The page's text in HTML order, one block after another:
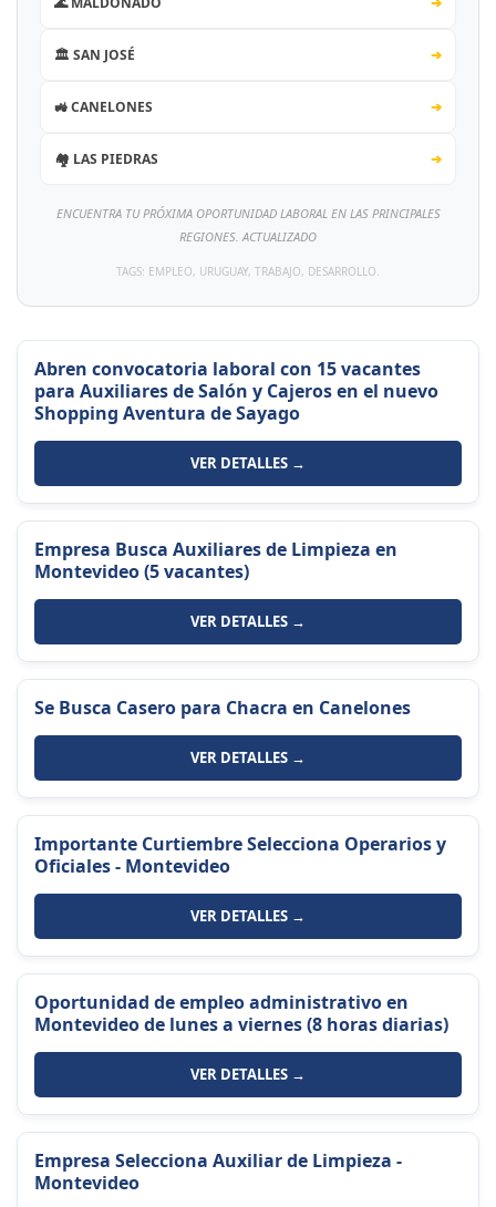
🏛️ SAN JOSÉ ➔
🚜 CANELONES ➔
🏘️ LAS PIEDRAS ➔
ENCUENTRA TU PRÓXIMA OPORTUNIDAD LABORAL EN LAS PRINCIPALES
REGIONES. ACTUALIZADO
TAGS: EMPLEO, URUGUAY, TRABAJO, DESARROLLO.
Abren convocatoria laboral con 15 vacantes
para Auxiliares de Salón y Cajeros en el nuevo
Shopping Aventura de Sayago
VER DETALLES →
Empresa Busca Auxiliares de Limpieza en
Montevideo (5 vacantes)
VER DETALLES →
Se Busca Casero para Chacra en Canelones
VER DETALLES →
Importante Curtiembre Selecciona Operarios y
Oficiales - Montevideo
VER DETALLES →
Oportunidad de empleo administrativo en
Montevideo de lunes a viernes (8 horas diarias)
VER DETALLES →
Empresa Selecciona Auxiliar de Limpieza -
Montevideo